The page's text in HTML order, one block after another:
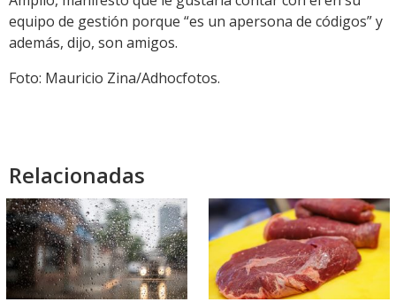
equipo de gestión porque “es un apersona de códigos” y
además, dijo, son amigos.
Foto: Mauricio Zina/Adhocfotos.
Relacionadas